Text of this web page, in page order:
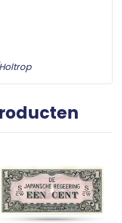
Uw bestelling zal
doen aan kwaliteit en